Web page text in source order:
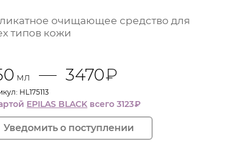
меланина, обладает
очищающее средство для
типов кожи
мл 3470₽
HL175113
EPILAS BLACK всего 3123₽